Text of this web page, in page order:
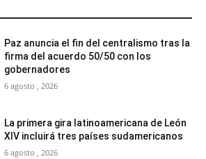
Paz anuncia el fin del centralismo tras la
firma del acuerdo 50/50 con los
gobernadores
6 agosto , 2026
La primera gira latinoamericana de León
XIV incluirá tres países sudamericanos
6 agosto , 2026